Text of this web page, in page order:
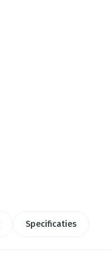
Specificaties